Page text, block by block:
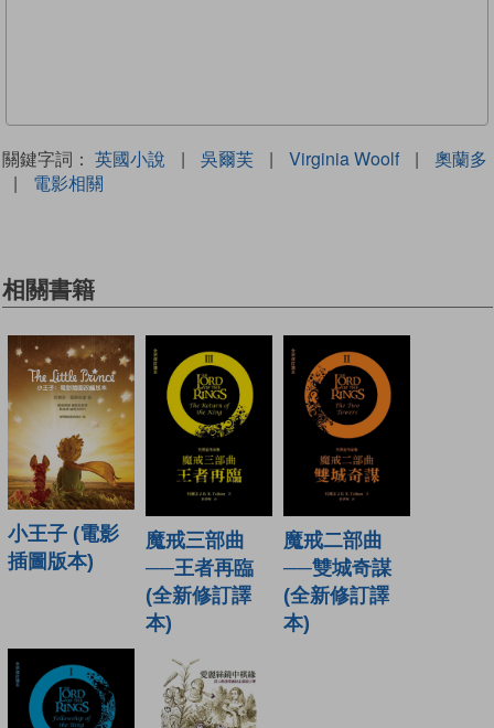
關鍵字詞： 英國小說 | 吳爾芙 | Virginia Woolf |
奧蘭多
|
電影相關
相關書籍
小王子 (電影
插圖版本)
魔戒三部曲
──王者再臨
(全新修訂譯
本)
魔戒二部曲
──雙城奇謀
(全新修訂譯
本)